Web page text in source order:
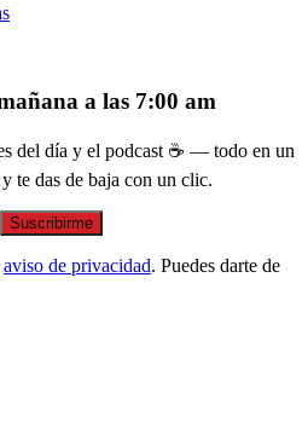
a las 7:00 am
del día y el podcast ☕ — todo en un
te das de baja con un clic.
Suscribirme
aviso de privacidad. Puedes darte de